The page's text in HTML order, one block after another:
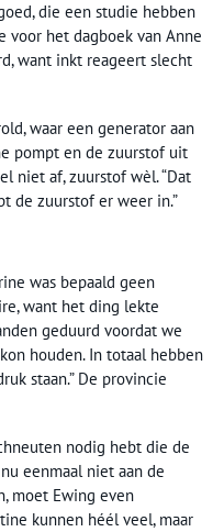
die een studie hebben
voor het dagboek van Anne
want inkt reageert slecht
waar een generator aan
pompt en de zuurstof uit
niet af, zuurstof wèl. “Dat
de zuurstof er weer in.”
was bepaald geen
want het ding lekte
geduurd voordat we
houden. In totaal hebben
staan.” De provincie
nodig hebt die de
eenmaal niet aan de
moet Ewing even
kunnen héél veel, maar